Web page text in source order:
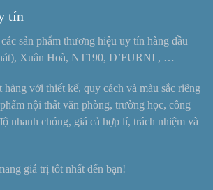
tín
sản phẩm thương hiệu uy tín hàng đầu
Xuân Hoà, NT190, D’FURNI , …
hàng với thiết kế, quy cách và màu sắc riêng
nội thất văn phòng, trường học, công
nhanh chóng, giá cả hợp lí, trách nhiệm và
giá trị tốt nhất đến bạn!